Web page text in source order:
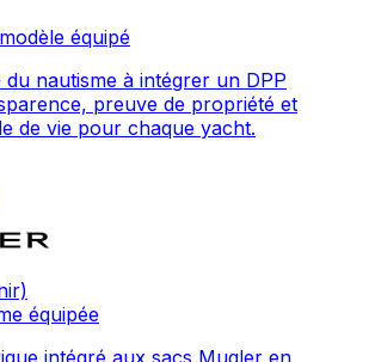
équipé
nautisme à intégrer un DPP
preuve de propriété et
de vie pour chaque yacht.
équipée